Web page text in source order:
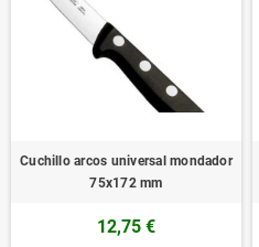
Cuchillo arcos universal mondador
75x172 mm
12,75 €